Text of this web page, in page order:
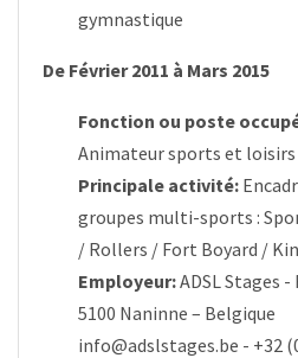
gymnastique
De Février 2011 à Mars 2015
Fonction ou poste
Animateur sports et loisirs
Principale activité:
groupes multi-sports :
/ Rollers / Fort Boyard /
Employeur:ADSL Stages -
5100 Naninne – Belgique
info@adslstages.be - +32